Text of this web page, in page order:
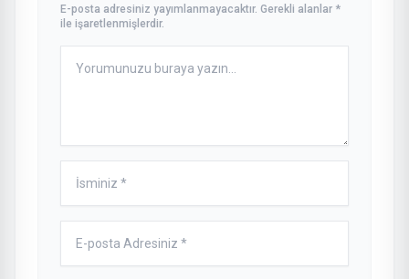
E-posta adresiniz yayımlanmayacaktır. Gerekli alanlar *
ile işaretlenmişlerdir.